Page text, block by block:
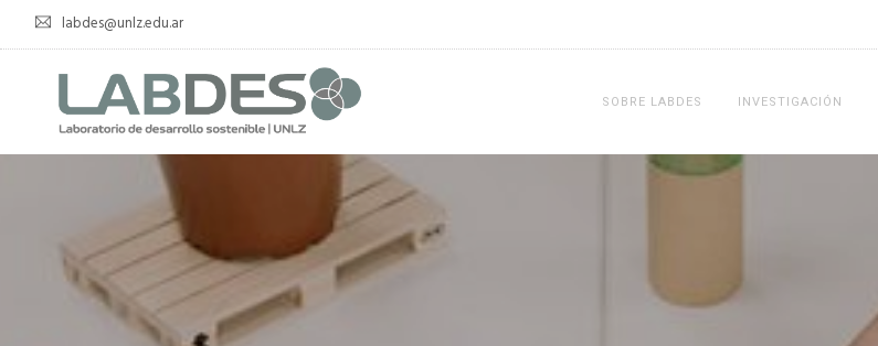
labdes@unlz.edu.ar
SOBRE LABDES INVESTIGACIÓN